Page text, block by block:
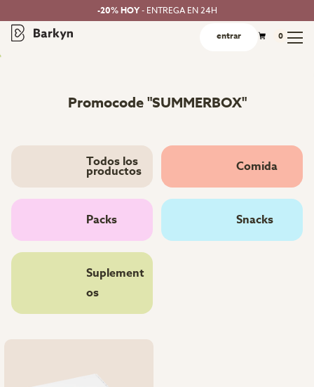
-20% HOY- ENTREGA EN 24H
entrar 0
Promocode "SUMMERBOX"
Todos los
productos Comida
Packs Snacks
Suplement
os